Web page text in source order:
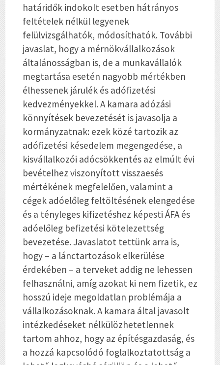
határidők indokolt esetben hátrányos
feltételek nélkül legyenek
felülvizsgálhatók, módosíthatók. További
javaslat, hogy a mérnökvállalkozások
általánosságban is, de a munkavállalók
megtartása esetén nagyobb mértékben
élhessenek járulék és adófizetési
kedvezményekkel. A kamara adózási
könnyítések bevezetését is javasolja a
kormányzatnak: ezek közé tartozik az
adófizetési késedelem megengedése, a
kisvállalkozói adócsökkentés az elmúlt évi
bevételhez viszonyított visszaesés
mértékének megfelelően, valamint a
cégek adóelőleg feltöltésének elengedése
és a tényleges kifizetéshez képesti ÁFA és
adóelőleg befizetési kötelezettség
bevezetése. Javaslatot tettünk arra is,
hogy – a lánctartozások elkerülése
érdekében – a terveket addig ne lehessen
felhasználni, amíg azokat ki nem fizetik, ez
hosszú ideje megoldatlan problémája a
vállalkozásoknak. A kamara által javasolt
intézkedéseket nélkülözhetetlennek
tartom ahhoz, hogy az építésgazdaság, és
a hozzá kapcsolódó foglalkoztatottság a